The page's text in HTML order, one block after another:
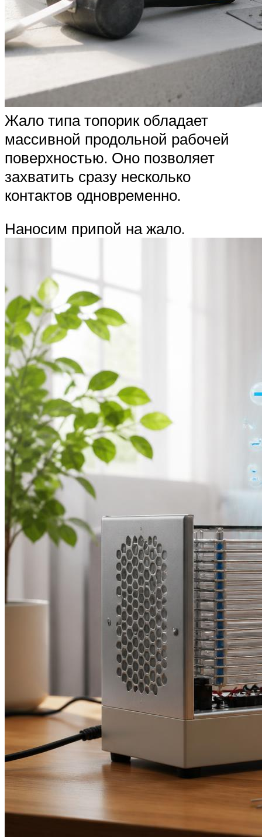
Жало типа топорик обладает
массивной продольной рабочей
поверхностью. Оно позволяет
захватить сразу несколько
контактов одновременно.
Наносим припой на жало.